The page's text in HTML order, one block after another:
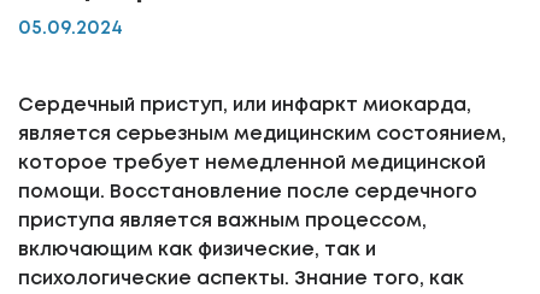
05.09.2024
Сердечный приступ, или инфаркт миокарда,
является серьезным медицинским состоянием,
которое требует немедленной медицинской
помощи. Восстановление после сердечного
приступа является важным процессом,
включающим как физические, так и
психологические аспекты. Знание того, как